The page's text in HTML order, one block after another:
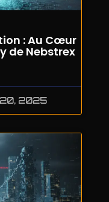
: Au Cœur
de Nebstrex
2025